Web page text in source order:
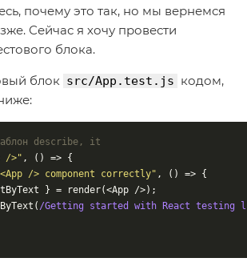
почему это так, но мы вернемся
Сейчас я хочу провести
блока.
блок src/App.test.js кодом,
describe, it
/>" , () => {
/> component correctly" , () => {
} = render(<App />);
/Getting started with React testing